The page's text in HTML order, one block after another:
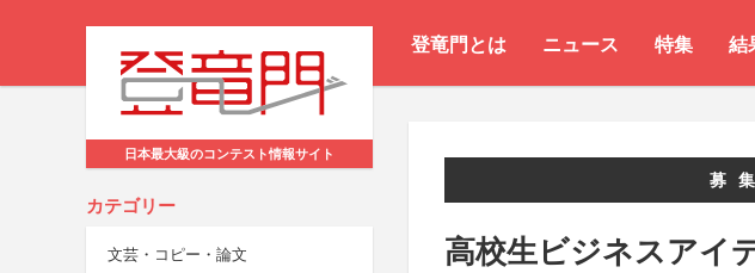
登竜門とは ニュース 特集 結
日本最大級のコンテスト情報サイト
カテゴリー
文芸・コピー・論文
募
高校生ビジネスアイ